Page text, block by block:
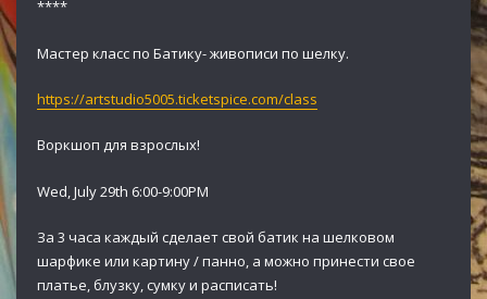
****
Мастер класс по Батику- живописи по шелку.
https://artstudio5005.ticketspice.com/class
Воркшоп для взрослых!
Wed, July 29th 6:00-9:00PM
За 3 часа каждый сделает свой батик на шелковом
шарфике или картину / панно, а можно принести свое
платье, блузку, сумку и расписать!